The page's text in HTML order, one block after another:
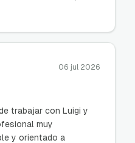
06 jul 2026
trabajar con Luigi y
muy
y orientado a